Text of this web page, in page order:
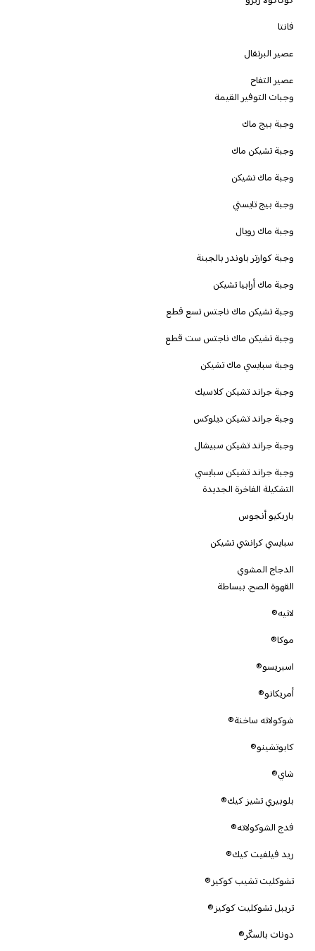
فانتا
عصير البرتقال
عصير التفاح
وجبات التوفير القيمة
وجبة بيج ماك
وجبة تشيكن ماك
وجبة ماك تشيكن
وجبة بيج تايستي
وجبة ماك رويال
وجبة كوارتر باوندر بالجبنة
وجبة ماك أرابيا تشيكن
وجبة تشيكن ماك ناجتس تسع قطع
وجبة تشيكن ماك ناجتس ست قطع
وجبة سبايسي ماك تشيكن
وجبة جراند تشيكن كلاسيك
وجبة جراند تشيكن ديلوكس
وجبة جراند تشيكن سبيشال
وجبة جراند تشيكن سبايسي
التشكيلة الفاخرة الجديدة
باربكيو أنجوس
سبايسي كرانشي تشيكن
الدجاج المشوي
القهوة الصح. ببساطة
لاتيه®
موكا®
اسبريسو®
أمريكانو®
شوكولاته ساخنة®
كابوتشينو®
شاي®
بلوبيري تشيز كيك®
فدج الشوكولاته®
ريد فيلفيت كيك®
تشوكليت تشيب كوكيز®
تريبل تشوكليت كوكيز®
دونات بالسكّر®